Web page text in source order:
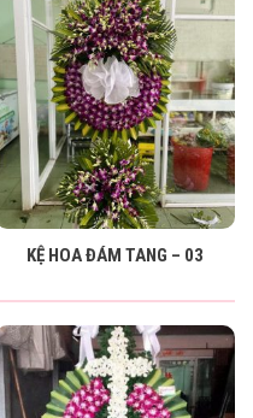
KỆ HOA ĐÁM TANG – 03